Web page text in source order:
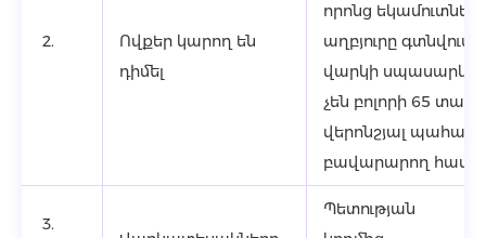
2.
Ովքեր կարող են
դիմել
որոնց
աղբյուրը գտնվում
վարկի
չեն բոլորի 65
վերոնշյալ
բավարարող
3.
Պետության